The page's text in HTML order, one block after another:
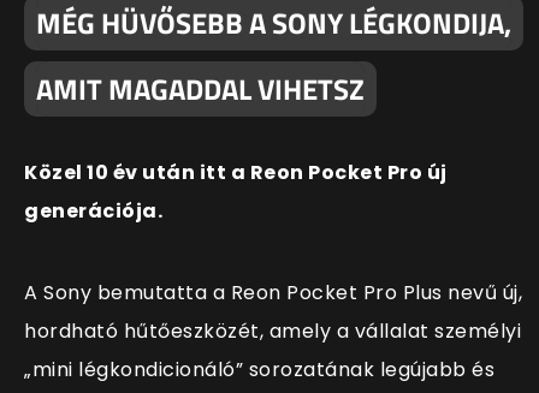
MÉG HÜVŐSEBB A SONY LÉGKONDIJA,
AMIT MAGADDAL VIHETSZ
Közel 10 év után itt a Reon Pocket Pro új
generációja.
A Sony bemutatta a Reon Pocket Pro Plus nevű új,
hordható hűtőeszközét, amely a vállalat személyi
„mini légkondicionáló” sorozatának legújabb és